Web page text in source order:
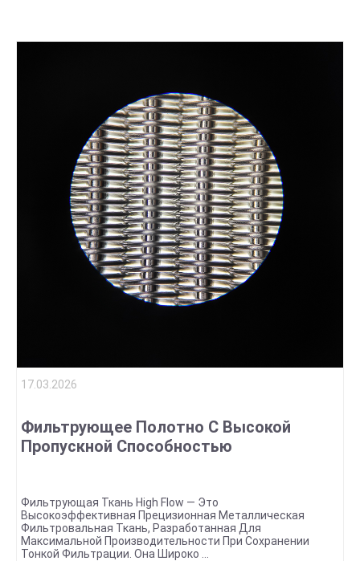
17.03.2026
Фильтрующее Полотно С Высокой
Пропускной Способностью
Фильтрующая Ткань High Flow — Это
Высокоэффективная Прецизионная Металлическая
Фильтровальная Ткань, Разработанная Для
Максимальной Производительности При Сохранении
Тонкой Фильтрации. Она Широко ...